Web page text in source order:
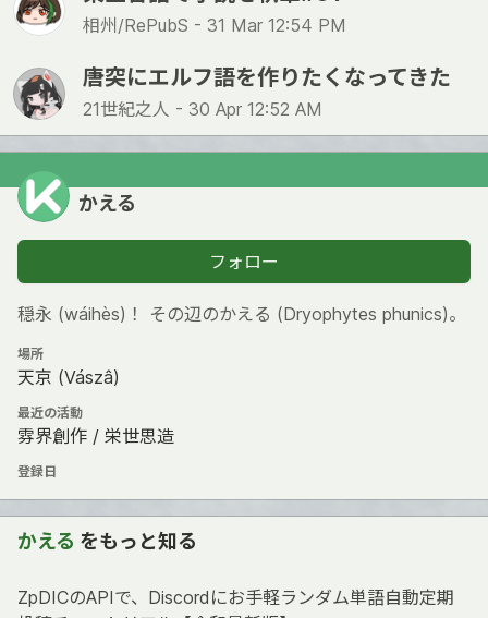
相州/RePubS - 31 Mar 12:54 PM
唐突にエルフ語を作りたくなってきた
21世紀之人 - 30 Apr 12:52 AM
かえる
フォロー
穏永 (wáihès)！ その辺のかえる (Dryophytes phunics)。
場所
天京 (Vászâ)
最近の活動
雰界創作 / 栄世思造
登録日
かえる をもっと知る
ZpDICのAPIで、Discordにお手軽ランダム単語自動定期